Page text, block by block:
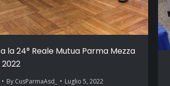
la 24° Reale Mutua Parma Mezza
By CusParmaAsd_ Luglio 5, 2022